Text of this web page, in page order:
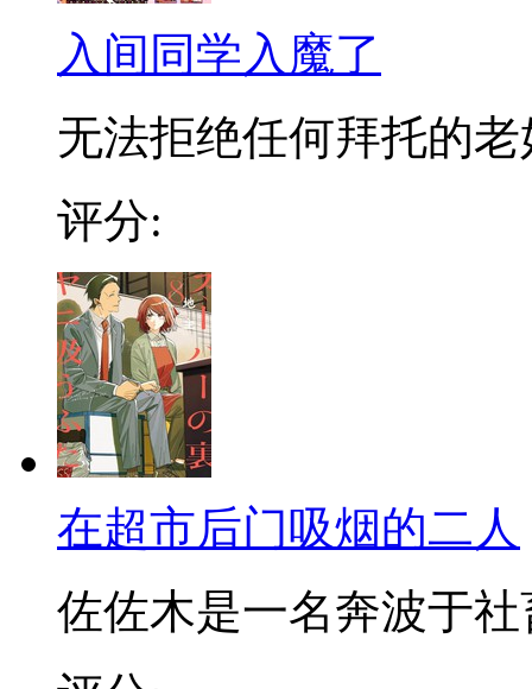
入间同学入魔了
无法拒绝任何拜托的老
评分:
在超市后门吸烟的二人
佐佐木是一名奔波于社